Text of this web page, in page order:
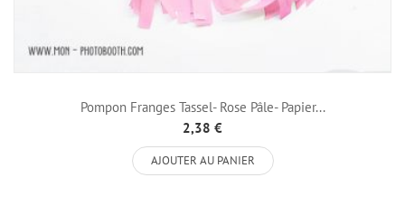
Pompon Franges Tassel- Rose Pâle- Papier...
2,38 €
AJOUTER AU PANIER